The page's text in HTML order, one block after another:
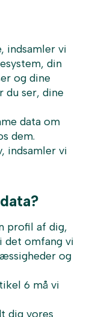
indsamler vi
din
og dine
du ser, dine
data om
dem.
indsamler vi
profil af dig,
det omfang vi
og
6 må vi
dig vores